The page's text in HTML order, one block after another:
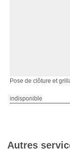
Pose de clôture et
indisponible
Autres